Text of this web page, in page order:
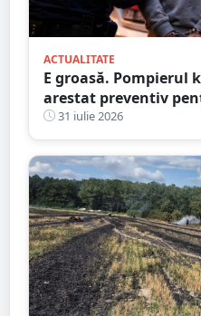
ACTUALITATE
E groasă. Pompierul
arestat preventiv
31 iulie 2026